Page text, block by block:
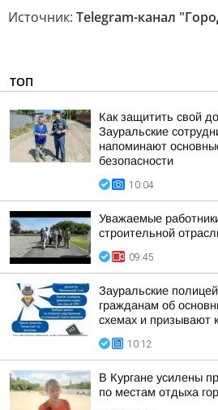
Источник: Telegram-канал
ТОП
Как защитить свой
Зауральские
напоминают
безопасности
10:04
Уважаемые
строительной
09:45
Зауральские
гражданам об
схемах и призывают
10:12
В Кургане усилены
по местам отдыха